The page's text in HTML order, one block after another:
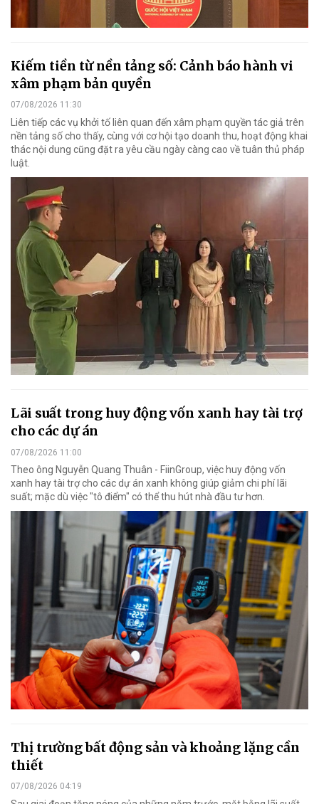
Kiếm tiền từ nền tảng số: Cảnh báo hành vi
xâm phạm bản quyền
07/08/2026 11:30
Liên tiếp các vụ khởi tố liên quan đến xâm phạm quyền tác giả trên
nền tảng số cho thấy, cùng với cơ hội tạo doanh thu, hoạt động khai
thác nội dung cũng đặt ra yêu cầu ngày càng cao về tuân thủ pháp
luật.
Lãi suất trong huy động vốn xanh hay tài trợ
cho các dự án
07/08/2026 11:00
Theo ông Nguyễn Quang Thuân - FiinGroup, việc huy động vốn
xanh hay tài trợ cho các dự án xanh không giúp giảm chi phí lãi
suất; mặc dù việc "tô điểm" có thể thu hút nhà đầu tư hơn.
Thị trường bất động sản và khoảng lặng cần
thiết
07/08/2026 04:19